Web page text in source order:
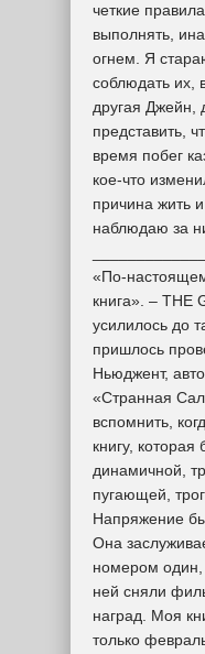
четкие
выполнять,
огнем. Я
соблюдать их,
другая
представить,
время побег
кое-что
причина жить
наблюдаю за
«По-
книга». – THE
усилилось до
пришлось
Ньюджент,
«Странная
вспомнить,
книгу,
динамичной,
пугающей,
Напряжение
Она
номером один,
ней сняли
наград. Моя
только